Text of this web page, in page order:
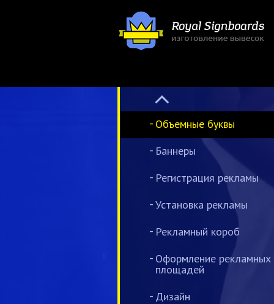
Объемные буквы
Баннеры
Регистрация рекламы
Установка рекламы
Рекламный короб
Оформление рекламных
площадей
Дизайн